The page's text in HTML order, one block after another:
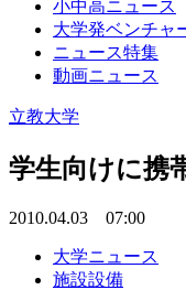
小中高ニュース
大学発ベンチャ
ニュース特集
動画ニュース
立教大学
学生向けに携
2010.04.03 07:00
大学ニュース
施設設備